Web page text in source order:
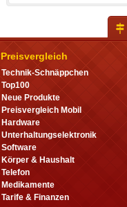
Preisvergleich
Technik-Schnäppchen
Top100
Neue Produkte
Preisvergleich Mobil
Hardware
Unterhaltungselektronik
Software
Körper & Haushalt
Telefon
Medikamente
Tarife & Finanzen